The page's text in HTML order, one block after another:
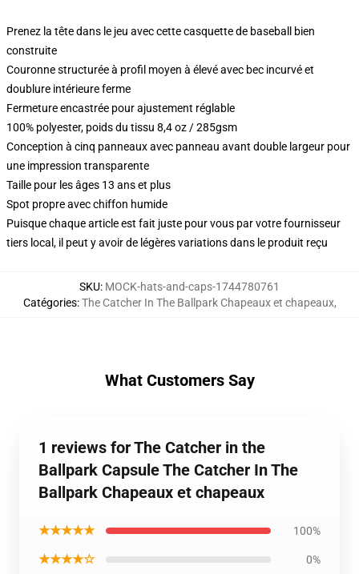
Prenez la tête dans le jeu avec cette casquette de baseball bien
construite
Couronne structurée à profil moyen à élevé avec bec incurvé et
doublure intérieure ferme
Fermeture encastrée pour ajustement réglable
100% polyester, poids du tissu 8,4 oz / 285gsm
Conception à cinq panneaux avec panneau avant double largeur pour
une impression transparente
Taille pour les âges 13 ans et plus
Spot propre avec chiffon humide
Puisque chaque article est fait juste pour vous par votre fournisseur
tiers local, il peut y avoir de légères variations dans le produit reçu
SKU: MOCK-hats-and-caps-1744780761
Catégories:The Catcher In The Ballpark Chapeaux et chapeaux,
What Customers Say
1 reviews for The Catcher in the
Ballpark Capsule The Catcher In The
Ballpark Chapeaux et chapeaux
★★★★★ 100%
★★★★☆ 0%